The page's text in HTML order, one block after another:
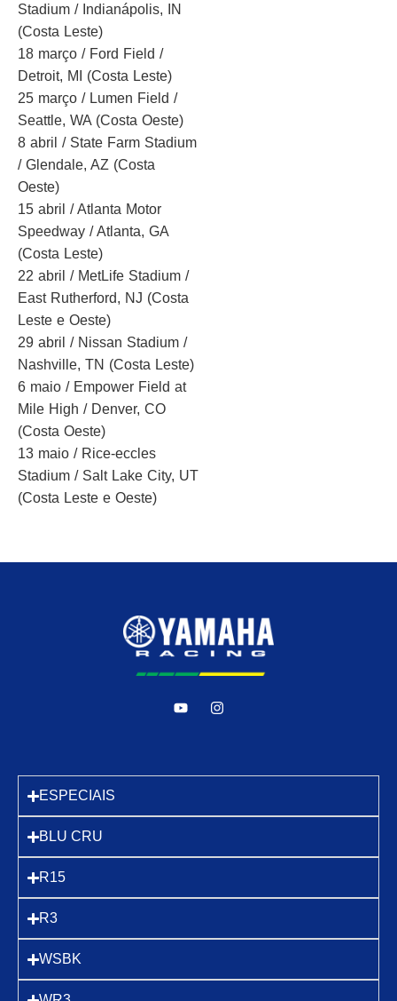
Stadium / Indianápolis, IN
(Costa Leste)
18 março / Ford Field /
Detroit, MI (Costa Leste)
25 março / Lumen Field /
Seattle, WA (Costa Oeste)
8 abril / State Farm Stadium
/ Glendale, AZ (Costa
Oeste)
15 abril / Atlanta Motor
Speedway / Atlanta, GA
(Costa Leste)
22 abril / MetLife Stadium /
East Rutherford, NJ (Costa
Leste e Oeste)
29 abril / Nissan Stadium /
Nashville, TN (Costa Leste)
6 maio / Empower Field at
Mile High / Denver, CO
(Costa Oeste)
13 maio / Rice-eccles
Stadium / Salt Lake City, UT
(Costa Leste e Oeste)
ESPECIAIS
BLU CRU
R15
R3
WSBK